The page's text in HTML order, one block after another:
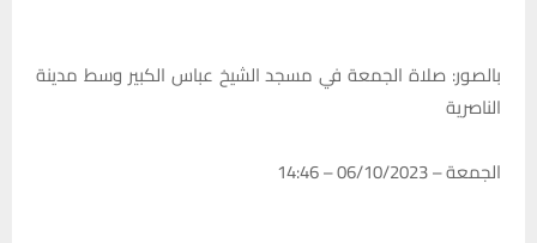
بالصور: صلاة الجمعة في مسجد الشيخ عباس الكبير وسط مدينة
الناصرية
الجمعة – 06/10/2023 – 14:46